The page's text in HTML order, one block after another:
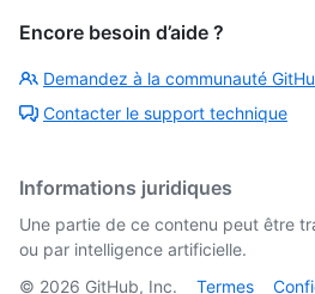
Encore besoin d’aide ?
Demandez à la communauté
Contacter le support technique
Informations juridiques
Une partie de ce contenu peut être
ou par intelligence artificielle.
© 2026 GitHub, Inc. Termes